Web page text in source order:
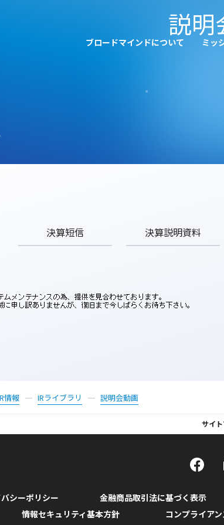
ブロードマインドについて ミッ
説明
決算短信 決算説明資料
情報 IRライブラリ 説明会動画
サイ
シーポリシー 金融商品取引法に基づく表示
情報セキュリティ基本方針
コンプライア